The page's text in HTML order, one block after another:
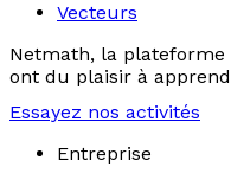
Vecteurs
Netmath, la plateforme
ont du plaisir à
Essayez nos activités
Entreprise